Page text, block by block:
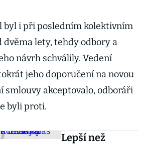
byl i při posledním kolektivním
dvěma lety, tehdy odbory a
návrh schválily. Vedení
jeho doporučení na novou
smlouvy akceptovalo, odboráři
byli proti.
Lepší než